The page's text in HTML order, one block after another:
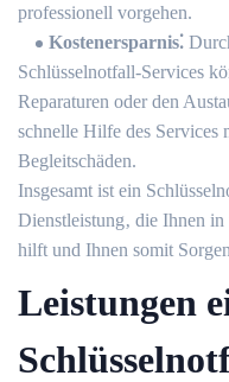
professionell vorgehen.
Kostenersparnis⁚
Schlüsselnotfall-Services
Reparaturen oder den
schnelle Hilfe des Services
Begleitschäden.​
Insgesamt ist ein
Dienstleistung‚ die Ihnen
hilft und Ihnen somit
Leistungen